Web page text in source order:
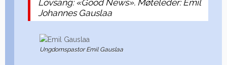
Lovsang: «Good News». Møteleder: Emil
Johannes Gauslaa
Ungdomspastor Emil Gauslaa